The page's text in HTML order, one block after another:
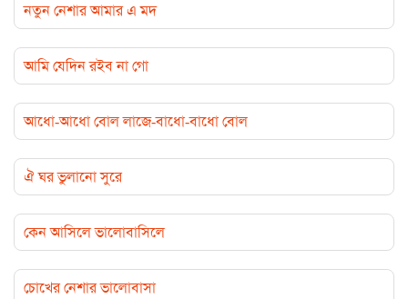
নতুন নেশার আমার এ মদ
আমি যেদিন রইব না গো
আধো-আধো বোল লাজে-বাধো-বাধো বোল
ঐ ঘর ভুলানো সুরে
কেন আসিলে ভালোবাসিলে
চোখের নেশার ভালোবাসা